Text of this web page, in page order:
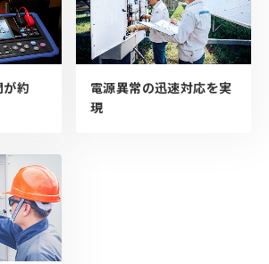
が約
電源異常の迅速対応を実
現